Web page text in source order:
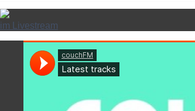
im Livestream